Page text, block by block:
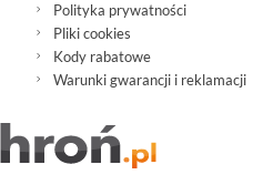
Polityka prywatności
Pliki cookies
Kody rabatowe
Warunki gwarancji i reklamacji